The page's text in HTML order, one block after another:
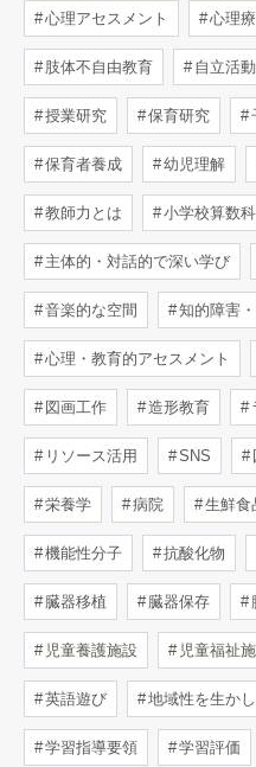
心理アセスメント 心理
肢体不自由教育 自立活動
授業研究 保育研究
保育者養成 幼児理解
教師力とは 小学校算数
主体的・対話的で深い学び
音楽的な空間 知的障害
心理・教育的アセスメント
図画工作 造形教育
リソース活用 SNS
栄養学 病院 生鮮食
機能性分子 抗酸化物
臓器移植 臓器保存
児童養護施設 児童福祉
英語遊び 地域性を生か
学習指導要領 学習評価